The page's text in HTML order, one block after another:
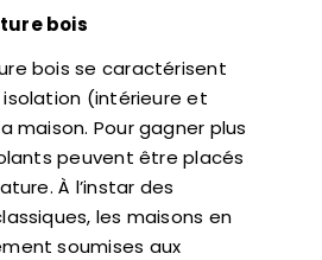
bois
bois se caractérisent
(intérieure et
maison. Pour gagner plus
peuvent être placés
À l’instar des
les maisons en
soumises aux